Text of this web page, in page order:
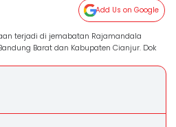
Add Us on Google
terjadi di jemabatan Rajamandala
Barat dan Kabupaten Cianjur. Dok